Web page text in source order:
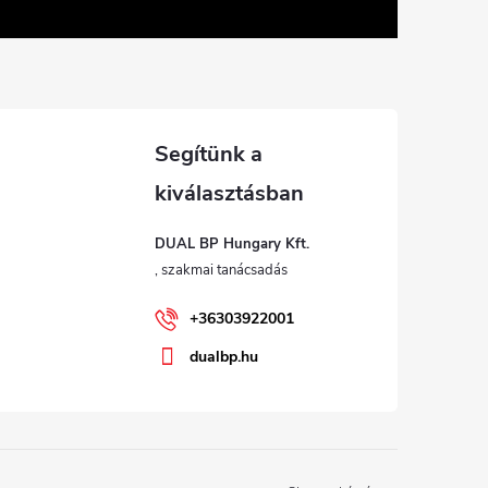
DUAL BP Hungary Kft.
+36303922001
dualbp.hu